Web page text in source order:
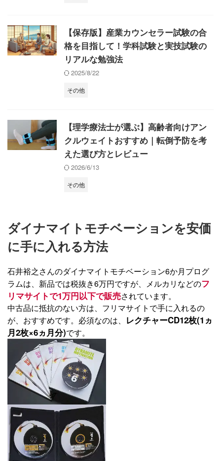
【保存版】産業カウンセラー試験の合
格を目指して！学科試験と実技試験の
リアルな勉強法
2025/8/22
その他
【理学療法士が選ぶ】高齢者向けアン
クルウェイトおすすめ｜転倒予防を考
えた選び方とレビュー
2026/6/13
その他
ダイナマイトモチベーションを安価
に手に入れる方法
石井裕之さんのダイナマイトモチベーション6か月プログ
ラムは、新品では税抜き6万円ですが、メルカリなどのフ
リマサイトで1万円以下で販売されています。
中古品に抵抗のない方は、フリマサイトで手に入れるの
が、おすすめです。必須なのは、 レクチャーCD12枚(1ヵ
月2枚×6ヵ月分)です。